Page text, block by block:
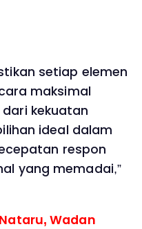
setiap elemen
maksimal
kekuatan
ideal dalam
respon
yang memadai,”
Wadan